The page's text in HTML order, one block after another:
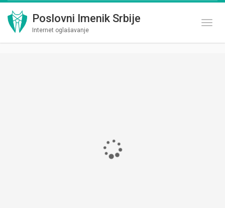
Poslovni Imenik Srbije
Internet oglašavanje